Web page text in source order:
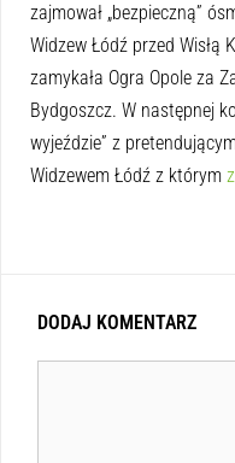
zajmował „bezpieczną”
Widzew Łódź przed Wisłą
zamykała Ogra Opole za
Bydgoszcz. W następnej
wyjeździe” z
Widzewem Łódź z którym
DODAJ KOMENTARZ